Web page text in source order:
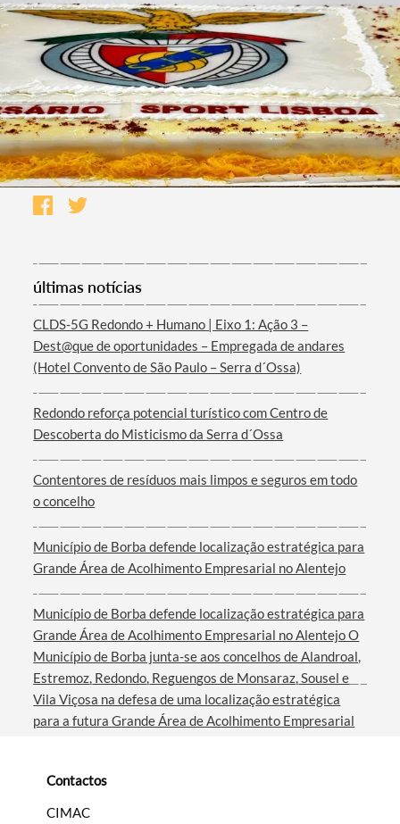
Termo de Pesquisa
Categorias gerais
Filtros
últimas notícias
CLDS-5G Redondo + Humano | Eixo 1: Ação 3 –
Dest@que de oportunidades – Empregada de andares
(Hotel Convento de São Paulo – Serra d´Ossa)
Redondo reforça potencial turístico com Centro de
Descoberta do Misticismo da Serra d´Ossa
Contentores de resíduos mais limpos e seguros em todo
o concelho
Município de Borba defende localização estratégica para
Grande Área de Acolhimento Empresarial no Alentejo
Município de Borba defende localização estratégica para
Grande Área de Acolhimento Empresarial no Alentejo O
Município de Borba junta-se aos concelhos de Alandroal,
Estremoz, Redondo, Reguengos de Monsaraz, Sousel e
Vila Viçosa na defesa de uma localização estratégica
para a futura Grande Área de Acolhimento Empresarial
(CCDR Alentejo), a autarquia borbense e os restantes
municípios apresentaram ao presidente Ricardo Pinheiro
Contactos
CIMAC